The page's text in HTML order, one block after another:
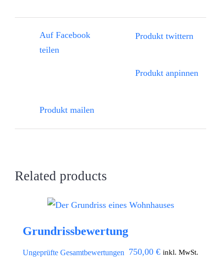
Auf Facebook
teilen
Produkt twittern
Produkt anpinnen
Produkt mailen
Related products
Grundrissbewertung
Ungeprüfte Gesamtbewertungen 750,00 € inkl. MwSt.